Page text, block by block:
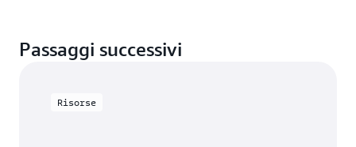
Passaggi successivi
Risorse